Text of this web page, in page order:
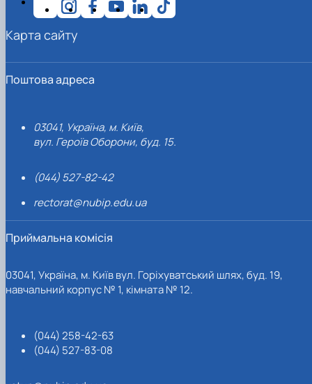
Поштова адреса
03041, Україна, м. Київ,
вул. Героїв Оборони, буд. 15.
(044) 527-82-42
rectorat@nubip.edu.ua
Приймальна комісія
03041, Україна, м. Київ вул. Горіхуватський шлях, буд. 19,
навчальний корпус № 1, кімната № 12.
(044) 258-42-63
(044) 527-83-08
Карта сайту